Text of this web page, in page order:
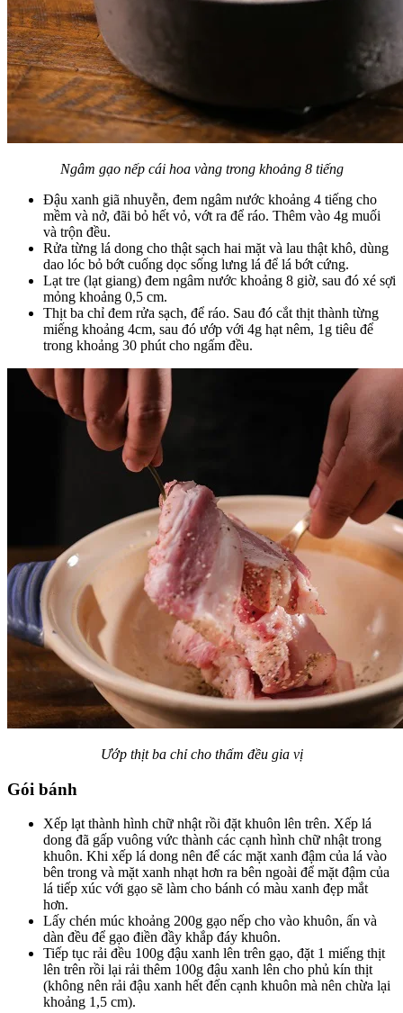
Ngâm gạo nếp cái hoa vàng trong khoảng 8 tiếng
Đậu xanh giã nhuyễn, đem ngâm nước khoảng 4 tiếng cho
mềm và nở, đãi bỏ hết vỏ, vớt ra để ráo. Thêm vào 4g muối
và trộn đều.
Rửa từng lá dong cho thật sạch hai mặt và lau thật khô, dùng
dao lóc bỏ bớt cuống dọc sống lưng lá để lá bớt cứng.
Lạt tre (lạt giang) đem ngâm nước khoảng 8 giờ, sau đó xé sợi
mỏng khoảng 0,5 cm.
Thịt ba chỉ đem rửa sạch, để ráo. Sau đó cắt thịt thành từng
miếng khoảng 4cm, sau đó ướp với 4g hạt nêm, 1g tiêu để
trong khoảng 30 phút cho ngấm đều.
Ướp thịt ba chỉ cho thấm đều gia vị
Gói bánh
Xếp lạt thành hình chữ nhật rồi đặt khuôn lên trên. Xếp lá
dong đã gấp vuông vức thành các cạnh hình chữ nhật trong
khuôn. Khi xếp lá dong nên để các mặt xanh đậm của lá vào
bên trong và mặt xanh nhạt hơn ra bên ngoài để mặt đậm của
lá tiếp xúc với gạo sẽ làm cho bánh có màu xanh đẹp mắt
hơn.
Lấy chén múc khoảng 200g gạo nếp cho vào khuôn, ấn và
dàn đều để gạo điền đầy khắp đáy khuôn.
Tiếp tục rải đều 100g đậu xanh lên trên gạo, đặt 1 miếng thịt
lên trên rồi lại rải thêm 100g đậu xanh lên cho phủ kín thịt
(không nên rải đậu xanh hết đến cạnh khuôn mà nên chừa lại
khoảng 1,5 cm).